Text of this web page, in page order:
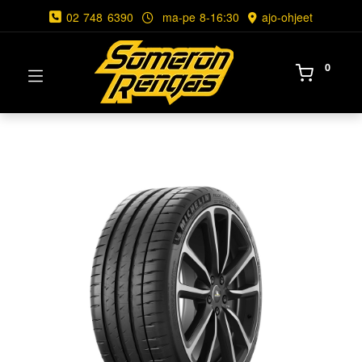
02 748 6390 ma-pe 8-16:30 ajo-ohjeet
0